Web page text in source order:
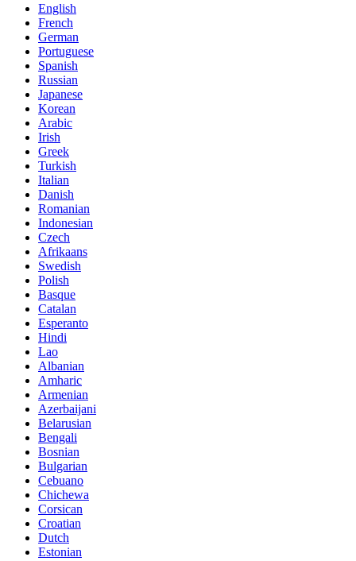
English
French
German
Portuguese
Spanish
Russian
Japanese
Korean
Arabic
Irish
Greek
Turkish
Italian
Danish
Romanian
Indonesian
Czech
Afrikaans
Swedish
Polish
Basque
Catalan
Esperanto
Hindi
Lao
Albanian
Amharic
Armenian
Azerbaijani
Belarusian
Bengali
Bosnian
Bulgarian
Cebuano
Chichewa
Corsican
Croatian
Dutch
Estonian